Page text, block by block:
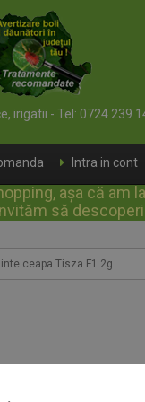
irigatii - Tel: 0724 239
Intra in cont
așa că
să
ceapa Tisza F1 2g